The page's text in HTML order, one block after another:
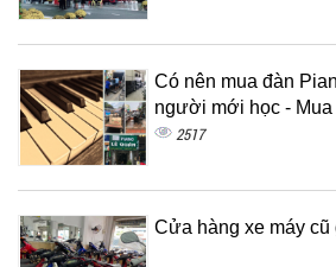
Có nên mua đàn
người mới học -
2517
Cửa hàng xe máy cũ